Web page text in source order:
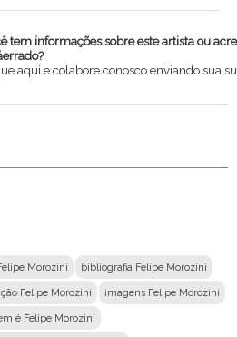
tem informações sobre este artista ou
aqui e colabore conosco enviando sua
Morozini bibliografia Felipe Morozini
Felipe Morozini imagens Felipe Morozini
é Felipe Morozini